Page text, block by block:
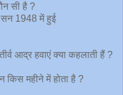
सी है ?
सन 1948 में हुई
आद्र हवाएं क्या कहलाती हैं ?
किस महीने में होता है ?